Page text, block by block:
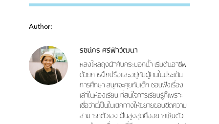
Author:
รชนีกร ศรีฟ้าวัฒนา
หลงใหลถุงผ้ากับกระบอกน้ำ เริ่มต้นอาชีพ
ด้วยการฝึกปรือและอยู่กับผู้คนในประเด็น
การศึกษา สนุกจะคุยกับเด็ก ชอบฟังเรื่อง
เล่าในห้องเรียน ที่สนใจการเรียนรู้ก็เพราะ
เชื่อว่านี่เป็นใบเบิกทางให้ขยายขอบขีดความ
สามารถตัวเอง ฝันสูงสุดคืออยากเห็นตัว